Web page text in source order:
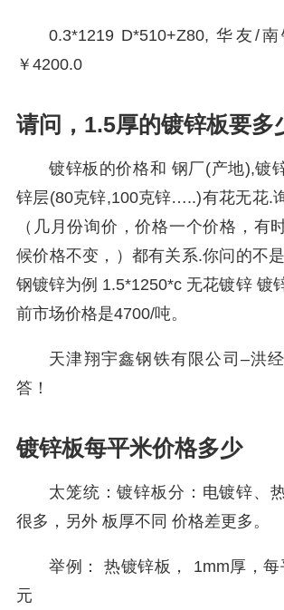
0.3*1219 D*510+Z80, 华友/
￥4200.0
请问，1.5厚的镀锌板要多
镀锌板的价格和 钢厂(产地),镀
锌层(80克锌,100克锌…..)有花无花.
（几月份询价，价格一个价格，有
候价格不变，）都有关系.你问的不
钢镀锌为例 1.5*1250*c 无花镀锌 镀
前市场价格是4700/吨。
天津翔宇鑫钢铁有限公司–洪
答！
镀锌板每平米价格多少
太笼统：镀锌板分：电镀锌、
很多，另外 板厚不同 价格差更多。
举例： 热镀锌板， 1mm厚，
元